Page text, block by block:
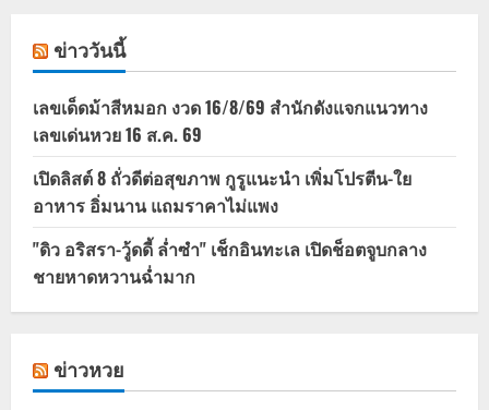
ข่าววันนี้
เลขเด็ดม้าสีหมอก งวด 16/8/69 สำนักดังแจกแนวทาง
เลขเด่นหวย 16 ส.ค. 69
เปิดลิสต์ 8 ถั่วดีต่อสุขภาพ กูรูแนะนำ เพิ่มโปรตีน-ใย
อาหาร อิ่มนาน แถมราคาไม่แพง
"ดิว อริสรา-วู้ดดี้ ล่ำซำ" เช็กอินทะเล เปิดช็อตจูบกลาง
ชายหาดหวานฉ่ำมาก
ข่าวหวย